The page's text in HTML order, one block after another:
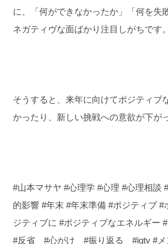
に、「何ができなかったか」「何を失
ネガティヴな面ばかり注目しがちです。
そうすると、来年に向けてポジティブ
かったり、新しい挑戦への意欲が下が
#山本マサヤ #心理学 #心理 #心理相談
的影響 #年末 #年末準備 #ポジティブ #
ジティブに #ポジティブなエネルギー
#反省 #心がけ #振り返る #igtv #メ